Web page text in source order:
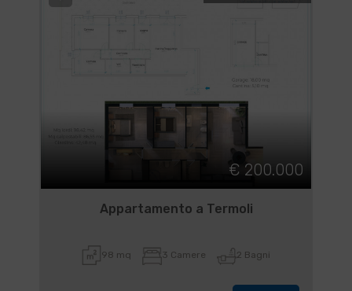
€ 200.000
Appartamento a Termoli
98 mq 3 Camere 2 Bagni